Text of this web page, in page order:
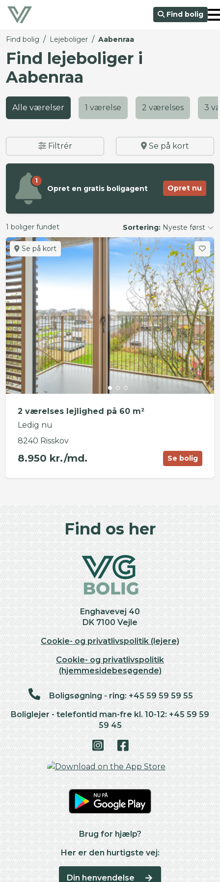
Find bolig
Find bolig / Lejeboliger / Aabenraa
Find lejeboliger i
Aabenraa
Alle værelser 1 værelse 2 værelses 3
Filtrér Se på kort
1
Opret en gratis boligagent Opret nu
1 boliger fundet Sortering: Nyeste først
Se på kort
2 værelses lejlighed på 60 m²
Ledig nu
8240 Risskov
8.950 kr./md. Se bolig
Find os her
Enghavevej 40
DK 7100 Vejle
Cookie- og privatlivspolitik (lejere)
Cookie- og privatlivspolitik
(hjemmesidebesøgende)
Boligsøgning - ring: +45 59 59 59 55
Boliglejer - telefontid man-fre kl. 10-12: +45 59 59
59 45
Brug for hjælp?
Her er den hurtigste vej:
Din henvendelse